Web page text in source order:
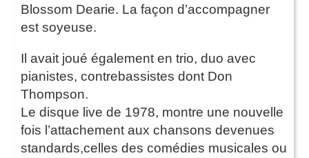
Blossom Dearie. La façon d’accompagner
est soyeuse.
Il avait joué également en trio, duo avec
pianistes, contrebassistes dont Don
Thompson.
Le disque live de 1978, montre une nouvelle
fois l’attachement aux chansons devenues
standards,celles des comédies musicales ou